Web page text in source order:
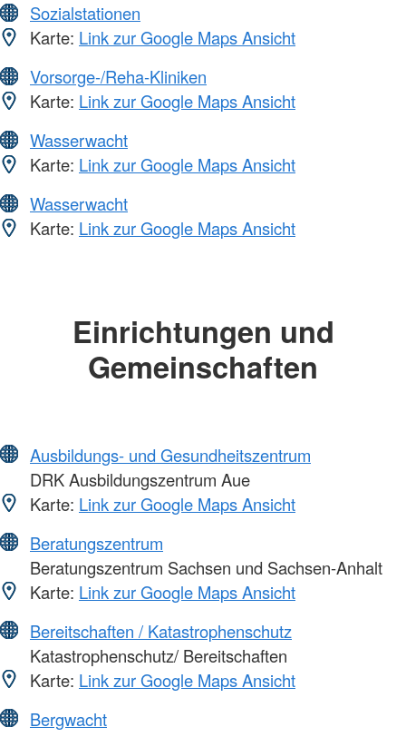
Sozialstationen
Karte: Link zur Google Maps Ansicht
Vorsorge-/Reha-Kliniken
Karte: Link zur Google Maps Ansicht
Wasserwacht
Karte: Link zur Google Maps Ansicht
Wasserwacht
Karte: Link zur Google Maps Ansicht
Einrichtungen und
Gemeinschaften
Ausbildungs- und Gesundheitszentrum
DRK Ausbildungszentrum Aue
Karte: Link zur Google Maps Ansicht
Beratungszentrum
Beratungszentrum Sachsen und Sachsen-Anhalt
Karte: Link zur Google Maps Ansicht
Bereitschaften / Katastrophenschutz
Katastrophenschutz/ Bereitschaften
Karte: Link zur Google Maps Ansicht
Bergwacht